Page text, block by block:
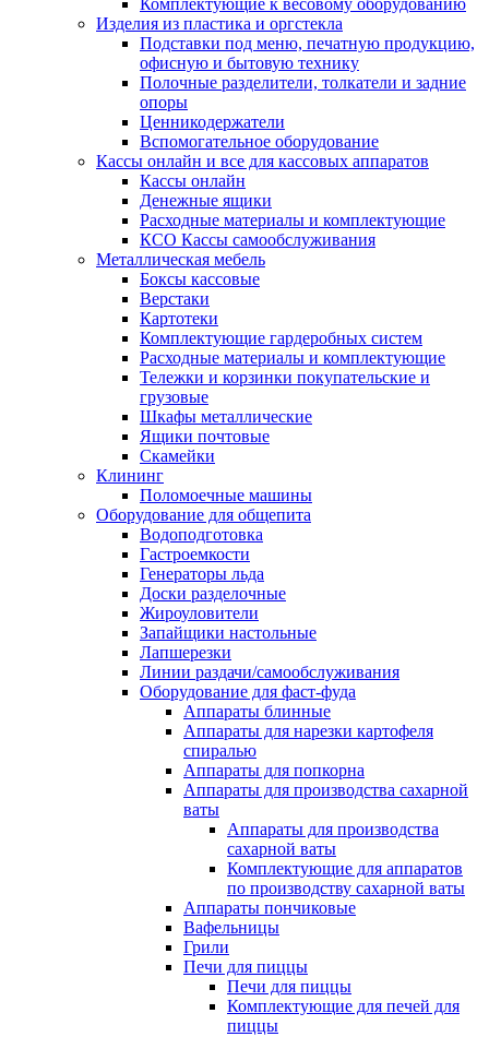
Комплектующие к весовому оборудованию
Изделия из пластика и оргстекла
Подставки под меню, печатную продукцию,
офисную и бытовую технику
Полочные разделители, толкатели и задние
опоры
Ценникодержатели
Вспомогательное оборудование
Кассы онлайн и все для кассовых аппаратов
Кассы онлайн
Денежные ящики
Расходные материалы и комплектующие
КСО Кассы самообслуживания
Металлическая мебель
Боксы кассовые
Верстаки
Картотеки
Комплектующие гардеробных систем
Расходные материалы и комплектующие
Тележки и корзинки покупательские и
грузовые
Шкафы металлические
Ящики почтовые
Скамейки
Клининг
Поломоечные машины
Оборудование для общепита
Водоподготовка
Гастроемкости
Генераторы льда
Доски разделочные
Жироуловители
Запайщики настольные
Лапшерезки
Линии раздачи/самообслуживания
Оборудование для фаст-фуда
Аппараты блинные
Аппараты для нарезки картофеля
спиралью
Аппараты для попкорна
Аппараты для производства сахарной
ваты
Аппараты для производства
сахарной ваты
Комплектующие для аппаратов
по производству сахарной ваты
Аппараты пончиковые
Вафельницы
Грили
Печи для пиццы
Печи для пиццы
Комплектующие для печей для
пиццы